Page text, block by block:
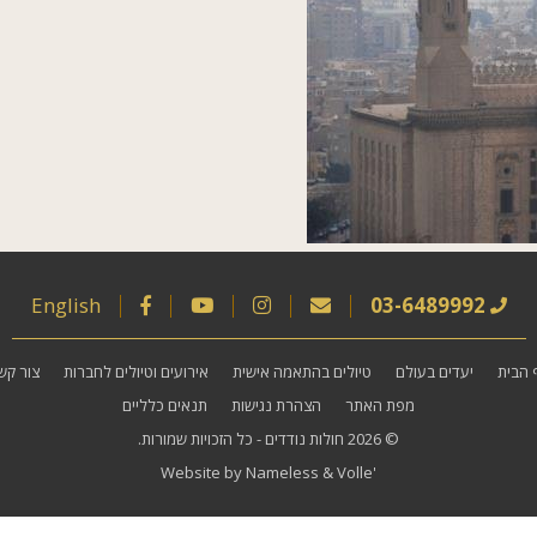
03-6489992
English
הבית יעדים בעולם טיולים בהתאמה אישית אירועים וטיולים לחברות
צור
מפת האתר
הצהרת נגישות
תנאים כלליים
© 2026
חולות נודדים - כל הזכויות שמורות.
Website by Nameless &Volle'